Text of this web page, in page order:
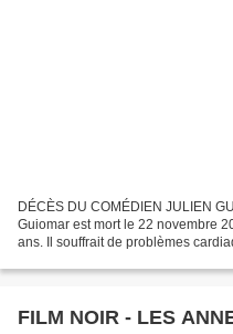
DÉCÈS DU COMÉDIEN JULIEN
Guiomar est mort le 22 novembre
ans. Il souffrait de problèmes
FILM NOIR - LES